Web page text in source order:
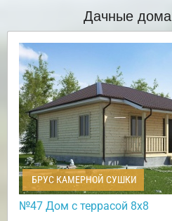
Дачные
БРУС КАМЕРНОЙ СУШКИ
№47 Дом с террасой 8х8